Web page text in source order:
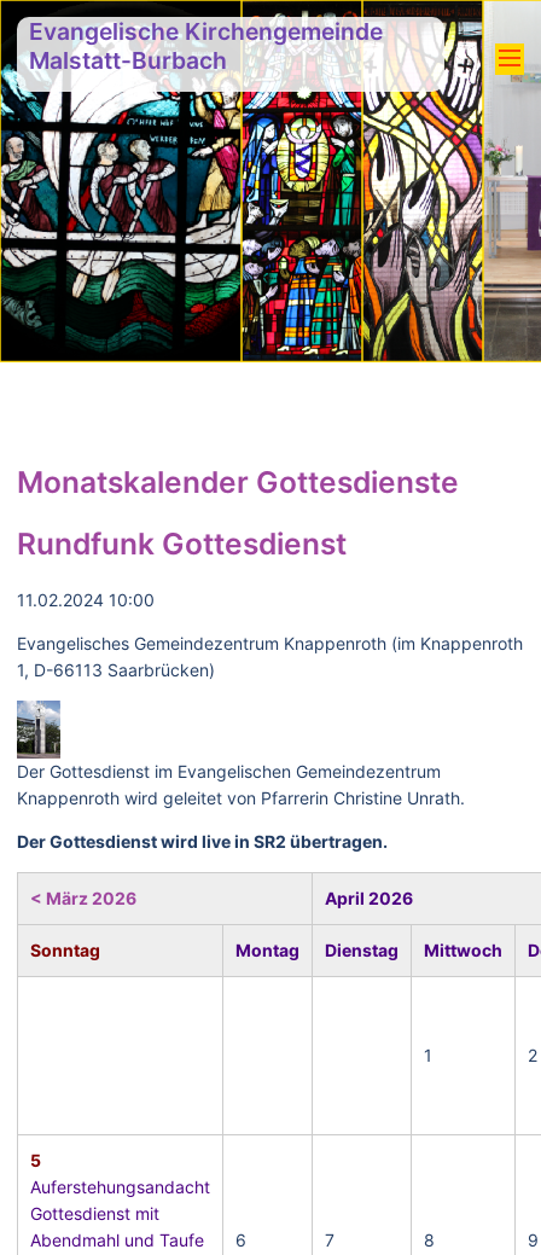
Evangelische Kirchengemeinde
Malstatt-Burbach
Monatskalender Gottesdienste
Rundfunk Gottesdienst
11.02.2024 10:00
Evangelisches Gemeindezentrum Knappenroth (im Knappenroth
1, D-66113 Saarbrücken)
Der Gottesdienst im Evangelischen Gemeindezentrum
Knappenroth wird geleitet von Pfarrerin Christine Unrath.
Der Gottesdienst wird live in SR2 übertragen.
< März 2026 April 2026
Sonntag Montag Dienstag Mittwoch
1 2
5
Auferstehungsandacht
Gottesdienst mit
Abendmahl und Taufe
6 7 8 9